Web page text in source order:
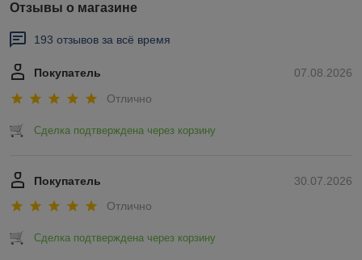
Отзывы о магазине
193 отзывов за всё время
07.08.2026
Покупатель
Отлично
Сделка подтверждена через корзину
30.07.2026
Покупатель
Отлично
Сделка подтверждена через корзину